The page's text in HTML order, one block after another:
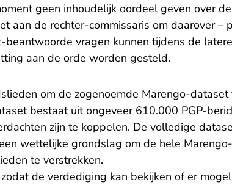
geen inhoudelijk oordeel geven over
aan de rechter-commissaris om daarover –
beantwoorde vragen kunnen tijdens de
aan de orde worden gesteld.
om de zogenoemde Marengo-dataset
bestaat uit ongeveer 610.000 PGP-
zijn te koppelen. De volledige
wettelijke grondslag om de hele
te verstrekken.
de verdediging kan bekijken of er